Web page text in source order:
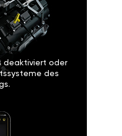
deaktiviert oder
des